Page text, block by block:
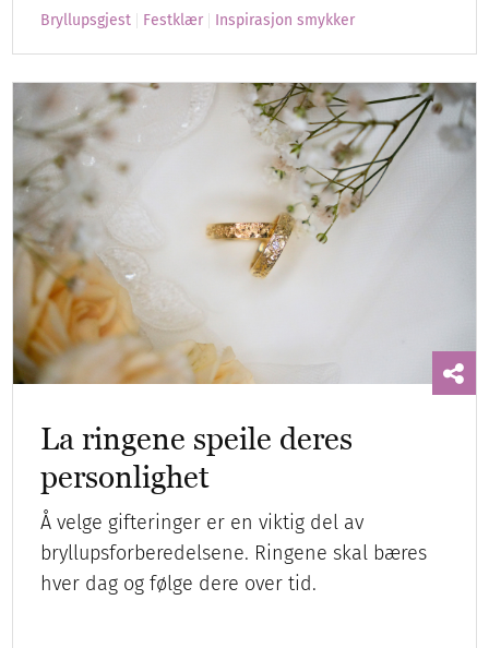
Bryllupsgjest Festklær Inspirasjon smykker
La ringene speile deres
personlighet
Å velge gifteringer er en viktig del av
bryllupsforberedelsene. Ringene skal bæres
hver dag og følge dere over tid.